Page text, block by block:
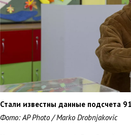
Стали известны данные подсчета
Фото: AP Photo / Marko Drobnjakovic